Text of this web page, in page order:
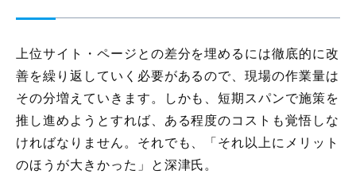
上位サイト・ページとの差分を埋めるには徹底的に改
善を繰り返していく必要があるので、現場の作業量は
その分増えていきます。しかも、短期スパンで施策を
推し進めようとすれば、ある程度のコストも覚悟しな
ければなりません。それでも、「それ以上にメリット
のほうが大きかった」と深津氏。